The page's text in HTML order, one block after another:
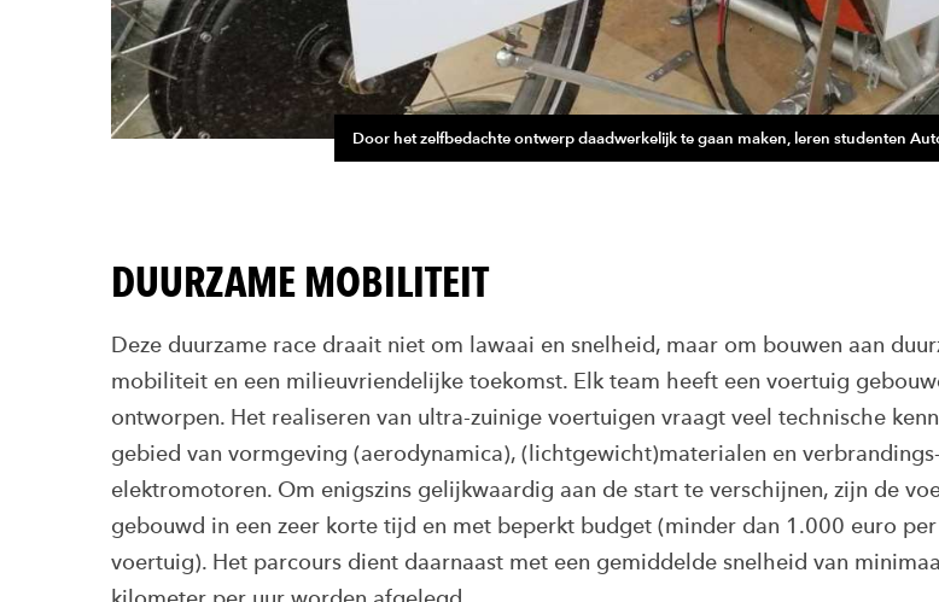
Door het zelfbedachte ontwerp daadwerkelijk te gaan maken, leren studenten
DUURZAME MOBILITEIT
Deze duurzame race draait niet om lawaai en snelheid, maar om bouwen aan
mobiliteit en een milieuvriendelijke toekomst. Elk team heeft een voertuig
ontworpen. Het realiseren van ultra-zuinige voertuigen vraagt veel technische
gebied van vormgeving (aerodynamica), (lichtgewicht)materialen en
elektromotoren. Om enigszins gelijkwaardig aan de start te verschijnen, zijn de
gebouwd in een zeer korte tijd en met beperkt budget (minder dan 1.000 euro per
voertuig). Het parcours dient daarnaast met een gemiddelde snelheid van